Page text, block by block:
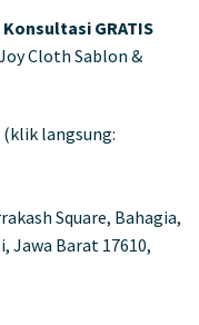
GRATIS
Cloth Sablon &
(klik langsung:
Square, Bahagia,
Jawa Barat 17610,